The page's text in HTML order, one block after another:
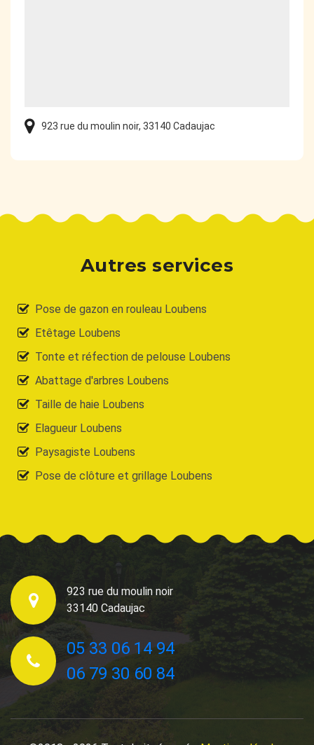
923 rue du moulin noir, 33140 Cadaujac
Autres services
Pose de gazon en rouleau Loubens
Etêtage Loubens
Tonte et réfection de pelouse Loubens
Abattage d'arbres Loubens
Taille de haie Loubens
Elagueur Loubens
Paysagiste Loubens
Pose de clôture et grillage Loubens
923 rue du moulin noir
33140 Cadaujac
05 33 06 14 94
06 79 30 60 84